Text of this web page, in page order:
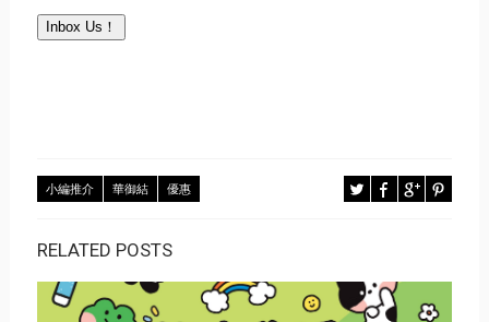
Inbox Us！
小編推介 華御結 優惠
RELATED POSTS